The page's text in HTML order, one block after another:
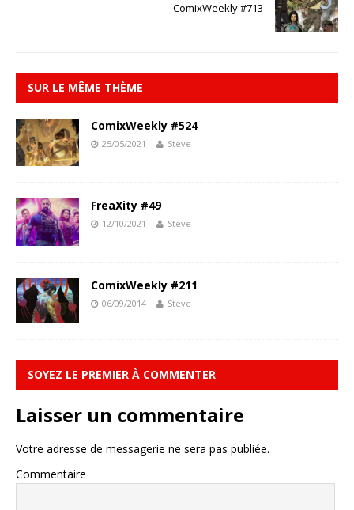
ComixWeekly #713
SUR LE MÊME THÈME
ComixWeekly #524
25/05/2021 Steve
FreaXity #49
12/10/2021 Steve
ComixWeekly #211
06/09/2014 Steve
SOYEZ LE PREMIER À COMMENTER
Laisser un commentaire
Votre adresse de messagerie ne sera pas publiée.
Commentaire